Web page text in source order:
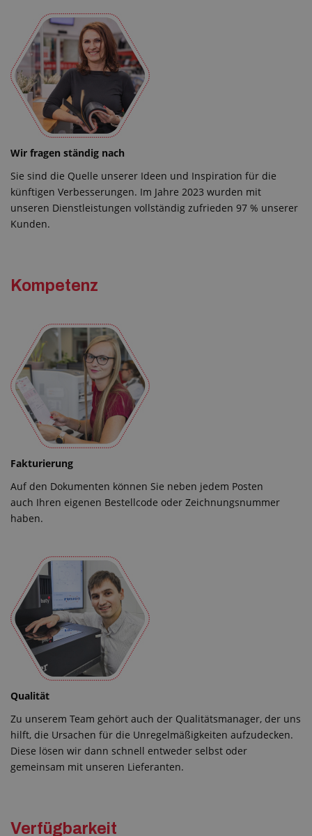
Wir fragen ständig nach
Sie sind die Quelle unserer Ideen und Inspiration für die
künftigen Verbesserungen. Im Jahre 2023 wurden mit
unseren Dienstleistungen vollständig zufrieden 97 % unserer
Kunden.
Kompetenz
Fakturierung
Auf den Dokumenten können Sie neben jedem Posten
auch Ihren eigenen Bestellcode oder Zeichnungsnummer
haben.
Qualität
Zu unserem Team gehört auch der Qualitätsmanager, der uns
hilft, die Ursachen für die Unregelmäßigkeiten aufzudecken.
Diese lösen wir dann schnell entweder selbst oder
gemeinsam mit unseren Lieferanten.
Verfügbarkeit